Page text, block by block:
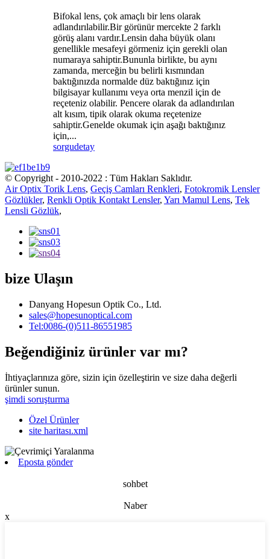
Bifokal lens, çok amaçlı bir lens olarak
adlandırılabilir.Bir görünür mercekte 2 farklı
görüş alanı vardır.Lensin daha büyük olanı
genellikle mesafeyi görmeniz için gerekli olan
numaraya sahiptir.Bununla birlikte, bu aynı
zamanda, merceğin bu belirli kısmından
baktığınızda normalde düz baktığınız için
bilgisayar kullanımı veya orta menzil için de
reçeteniz olabilir. Pencere olarak da adlandırılan
alt kısım, tipik olarak okuma reçetenize
sahiptir.Genelde okumak için aşağı baktığınız
için,...
sorgudetay
© Copyright - 2010-2022 : Tüm Hakları Saklıdır.
Air Optix Torik Lens, Geçiş Camları Renkleri, Fotokromik Lensler
Gözlükler, Renkli Optik Kontakt Lensler, Yarı Mamul Lens, Tek
Lensli Gözlük,
bize Ulaşın
Danyang Hopesun Optik Co., Ltd.
sales@hopesunoptical.com
Tel:0086-(0)511-86551985
Beğendiğiniz ürünler var mı?
İhtiyaçlarınıza göre, sizin için özelleştirin ve size daha değerli
ürünler sunun.
şimdi soruşturma
Özel Ürünler
site haritası.xml
Eposta gönder
sohbet
Naber
x